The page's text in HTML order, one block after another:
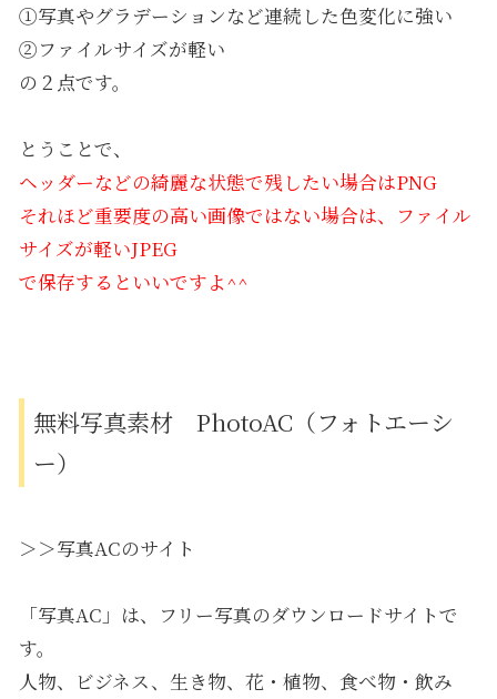
①写真やグラデーションなど連続した色変化に強い
②ファイルサイズが軽い
の２点です。
とうことで、
ヘッダーなどの綺麗な状態で残したい場合はPNG
それほど重要度の高い画像ではない場合は、ファイル
サイズが軽いJPEG
で保存するといいですよ^^
無料写真素材 PhotoAC（フォトエーシ
ー）
＞＞写真ACのサイト
「写真AC」は、フリー写真のダウンロードサイトで
す。
人物、ビジネス、生き物、花・植物、食べ物・飲み